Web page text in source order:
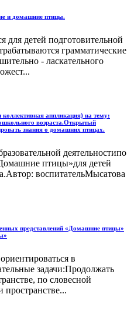
и домашние птицы.
для детей подготовительной
грамматические
- ласкательного
коллективная аппликация) на тему:
возраста.Открытый
знания о домашних птицах.
деятельностипо
птицы»для детей
воспитательМысатова
представлений «Домашние птицы»
в
задачи:Продолжать
по словесной
пространстве...